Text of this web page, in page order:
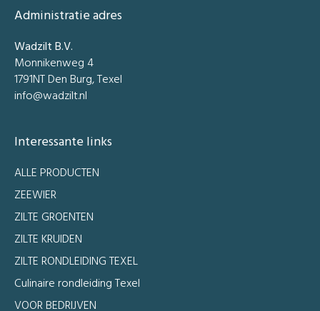
Administratie adres
Wadzilt B.V.
Monnikenweg 4
1791NT Den Burg, Texel
info@wadzilt.nl
Interessante links
ALLE PRODUCTEN
ZEEWIER
ZILTE GROENTEN
ZILTE KRUIDEN
ZILTE RONDLEIDING TEXEL
Culinaire rondleiding Texel
VOOR BEDRIJVEN